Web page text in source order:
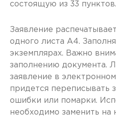
состоящую из 33 пунктов.
Заявление
одного листа A4.
экземплярах. Важно
заполнению документа.
заявление в
придется переписывать
ошибки или помарки.
необходимо заменить на